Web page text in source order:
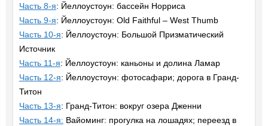
Часть 8-я: Йеллоустоун: бассейн Норриса
Часть 9-я: Йеллоустоун: Old Faithful – West Thumb
Часть 10-я: Йеллоустоун: Большой Призматический
Источник
Часть 11-я: Йеллоустоун: каньоны и долина Ламар
Часть 12-я: Йеллоустоун: фотосафари; дорога в Гранд-
Титон
Часть 13-я: Гранд-Титон: вокруг озера Дженни
Часть 14-я: Вайоминг: прогулка на лошадях; переезд в